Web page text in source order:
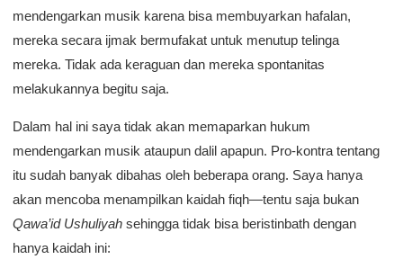
mendengarkan musik karena bisa membuyarkan hafalan,
mereka secara ijmak bermufakat untuk menutup telinga
mereka. Tidak ada keraguan dan mereka spontanitas
melakukannya begitu saja.
Dalam hal ini saya tidak akan memaparkan hukum
mendengarkan musik ataupun dalil apapun. Pro-kontra tentang
itu sudah banyak dibahas oleh beberapa orang. Saya hanya
akan mencoba menampilkan kaidah fiqh—tentu saja bukan
Qawa’id Ushuliyah sehingga tidak bisa beristinbath dengan
hanya kaidah ini: